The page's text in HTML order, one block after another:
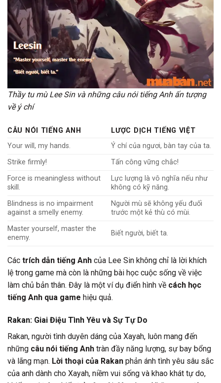
Thầy tu mù Lee Sin và những câu nói tiếng Anh ấn tượng
về ý chí
CÂU NÓI TIẾNG ANH
LƯỢC DỊCH TIẾNG VIỆT
Your will, my hands.
Ý chí của ngươi, bàn tay của ta.
Strike firmly!
Tấn công vững chắc!
Force is meaningless without
skill.
Lực lượng là vô nghĩa nếu như
không có kỹ năng.
Blindness is no impairment
against a smelly enemy.
Người mù sẽ không yếu đuối
trước một kẻ thù có mùi.
Master yourself, master the
enemy.
Biết người, biết ta.
Các trích dẫn tiếng Anh của Lee Sin không chỉ là lời khích
lệ trong game mà còn là những bài học cuộc sống về việc
làm chủ bản thân. Đây là một ví dụ điển hình về cách học
tiếng Anh qua game hiệu quả.
Rakan: Giai Điệu Tình Yêu và Sự Tự Do
Rakan, người tình duyên dáng của Xayah, luôn mang đến
những câu nói tiếng Anh tràn đầy năng lượng, sự bay bổng
và lãng mạn. Lời thoại của Rakan phản ánh tình yêu sâu sắc
của anh dành cho Xayah, niềm vui sống và khao khát tự do,